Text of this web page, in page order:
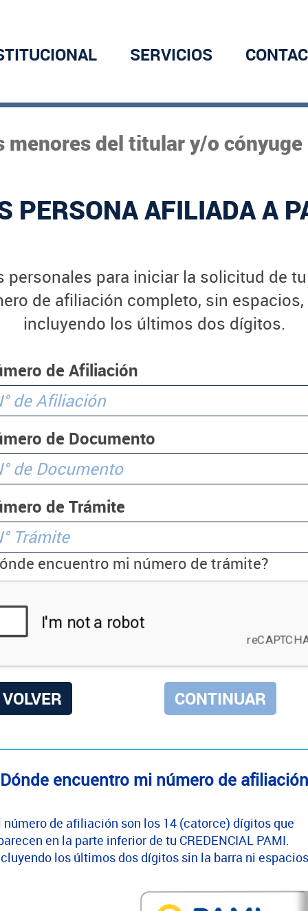
SERVICIOS
del titular y/o cónyuge
PERSONA AFILIADA A
personales para iniciar la solicitud de
de afiliación completo, sin
incluyendo los últimos dos dígitos.
de Afiliación
de Documento
de Trámite
encuentro mi número de trámite?
VOLVER
encuentro mi número de
número de afiliación son los 14 (catorce) dígitos que
en la parte inferior de tu CREDENCIAL PAMI.
los últimos dos dígitos sin la barra ni